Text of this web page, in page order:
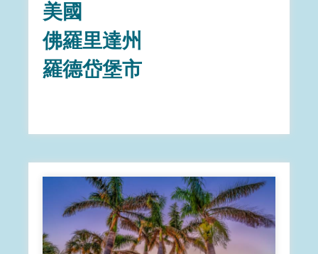
美國
佛羅里達州
羅德岱堡市